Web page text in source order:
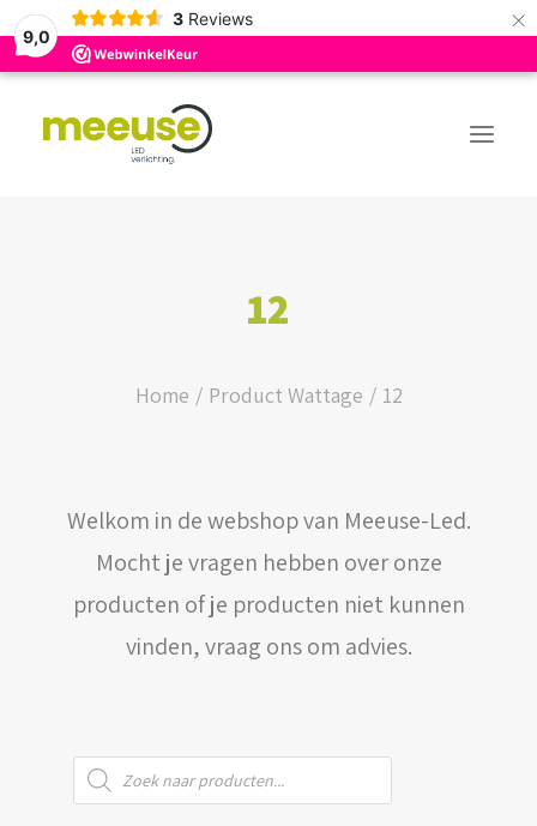
9,0
3 Reviews ×
LOGIN / REGISTER
WINKELWAGEN
12
Home Product Wattage 12
Welkom in de webshop van Meeuse-Led.
Mocht je vragen hebben over onze
producten of je producten niet kunnen
vinden, vraag ons om advies.
Producten
zoeken